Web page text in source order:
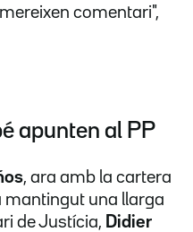
comentari",
apunten al PP
, ara amb la cartera
mantingut una llarga
de Justícia, Didier